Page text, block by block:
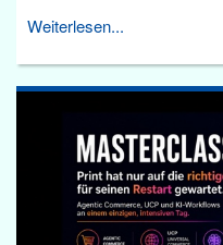
Weiterlesen...